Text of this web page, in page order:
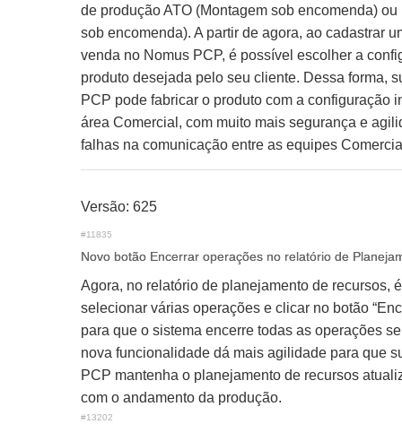
de produção ATO (Montagem sob encomenda)
sob encomenda). A partir de agora, ao cadastrar
venda no Nomus PCP, é possível escolher a
produto desejada pelo seu cliente. Dessa forma,
PCP pode fabricar o produto com a configuração
área Comercial, com muito mais segurança e
falhas na comunicação entre as equipes
Versão: 625
#11835
Novo botão Encerrar operações no relatório de
Agora, no relatório de planejamento de recursos,
selecionar várias operações e clicar no botão
para que o sistema encerre todas as operações
nova funcionalidade dá mais agilidade para que
PCP mantenha o planejamento de recursos
com o andamento da produção.
#13202